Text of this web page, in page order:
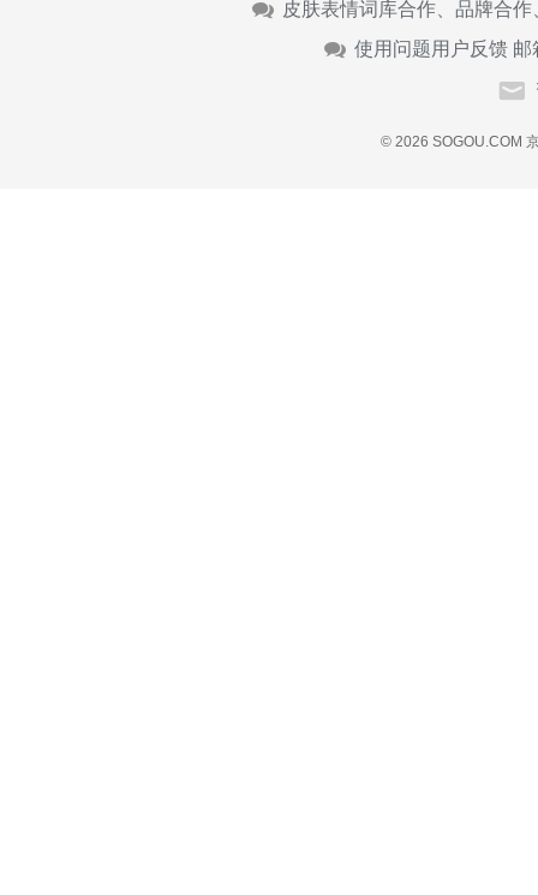
皮肤表情词库合作、品牌合
使用问题用户反馈 邮
© 2026 SOGOU.COM